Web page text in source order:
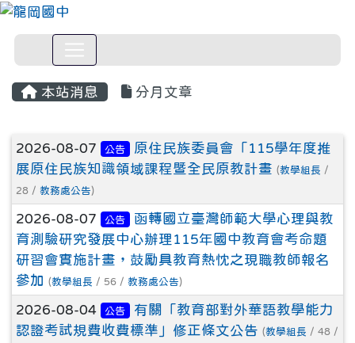
本站消息 分月文章
文章列表
2026-08-07 公告
原住民族委員會「115學年度推
展原住民族知識領域課程暨全民原教計畫 (教學組長 /
28 / 教務處公告)
2026-08-07 公告
函轉國立臺灣師範大學心理與教
育測驗研究發展中心辦理115年國中教育會考命題
研習會實施計畫，鼓勵具教育熱忱之現職教師報名
參加 (教學組長 / 56 / 教務處公告)
2026-08-04 公告
有關「教育部對外華語教學能力
認證考試規費收費標準」修正條文公告 (教學組長 / 48 /